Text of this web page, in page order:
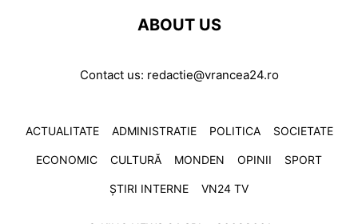
ABOUT US
Contact us: redactie@vrancea24.ro
ACTUALITATE ADMINISTRATIE POLITICA SOCIETATE
ECONOMIC CULTURĂ MONDEN OPINII SPORT
ȘTIRI INTERNE VN24 TV